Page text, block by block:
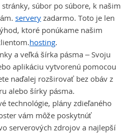
súbor po súbore, k našim
servery zadarmo. Toto je len
ktoré ponúkame našim
hosting.
a veľká šírka pásma – Svoju
aplikáciu vytvorenú pomocou
naďalej rozširovať bez obáv z
alebo šírky pásma.
technológie, plány zdieľaného
vám môže poskytnúť
serverových zdrojov a najlepší